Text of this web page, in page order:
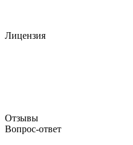
Лицензия
Отзывы
Вопрос-ответ